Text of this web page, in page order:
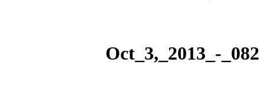
Oct_3,_2013_-_082